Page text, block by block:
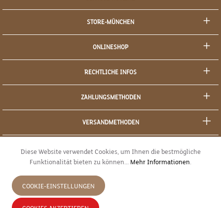
STORE-MÜNCHEN
ONLINESHOP
RECHTLICHE INFOS
ZAHLUNGSMETHODEN
VERSANDMETHODEN
JETZT WIDERRUFEN
Diese Website verwendet Cookies, um Ihnen die bestmögliche
Funktionalität bieten zu können... Mehr Informationen.
COOKIE-EINSTELLUNGEN